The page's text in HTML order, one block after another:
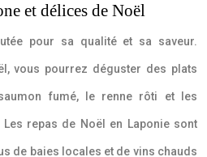
et délices de Noël
pour sa qualité et sa saveur.
vous pourrez déguster des plats
fumé, le renne rôti et les
repas de Noël en Laponie sont
de baies locales et de vins chauds